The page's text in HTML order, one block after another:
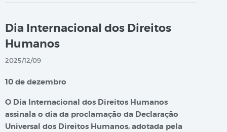
Dia Internacional dos Direitos
Humanos
2025/12/09
10 de dezembro
O Dia Internacional dos Direitos Humanos
assinala o dia da proclamação da Declaração
Universal dos Direitos Humanos, adotada pela